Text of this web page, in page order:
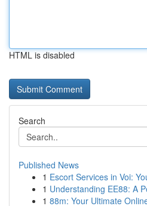
HTML is disabled
Search
Published News
1 Escort Services in Voi:
1 Understanding EE88: A
1 88m: Your Ultimate